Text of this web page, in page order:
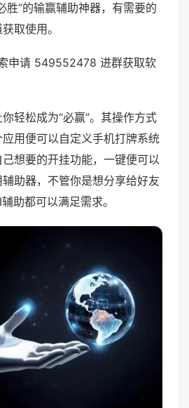
胜”的输赢辅助神器，有需要的
取使用。
申请 549552478 进群获取软
轻松成为“必赢”。其操作方式
用便可以自定义手机打牌系统
想要的开挂功能，一键便可以
助器，不管你是想分享给好友
助都可以满足需求。